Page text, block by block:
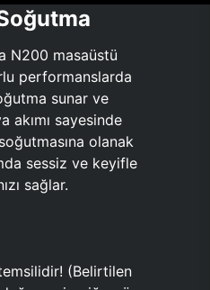
N200 masaüstü
performanslarda
sunar ve
akımı sayesinde
olanak
sessiz ve keyifle
sağlar.
(Belirtilen